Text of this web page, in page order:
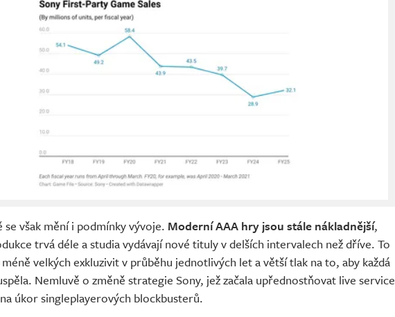
se však mění i podmínky vývoje. Moderní AAA hry jsou stále nákladnější,
trvá déle a studia vydávají nové tituly v delších intervalech než dříve. To
velkých exkluzivit v průběhu jednotlivých let a větší tlak na to, aby každá
Nemluvě o změně strategie Sony, jež začala upřednostňovat live service
úkor singleplayerových blockbusterů.